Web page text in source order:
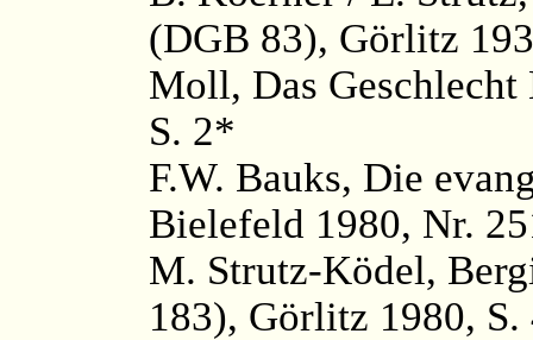
(DGB 83), Görlitz
Moll, Das
S. 2*
F.W. Bauks, Die
Bielefeld 1980, Nr.
M. Strutz-Ködel,
183), Görlitz 1980, S.